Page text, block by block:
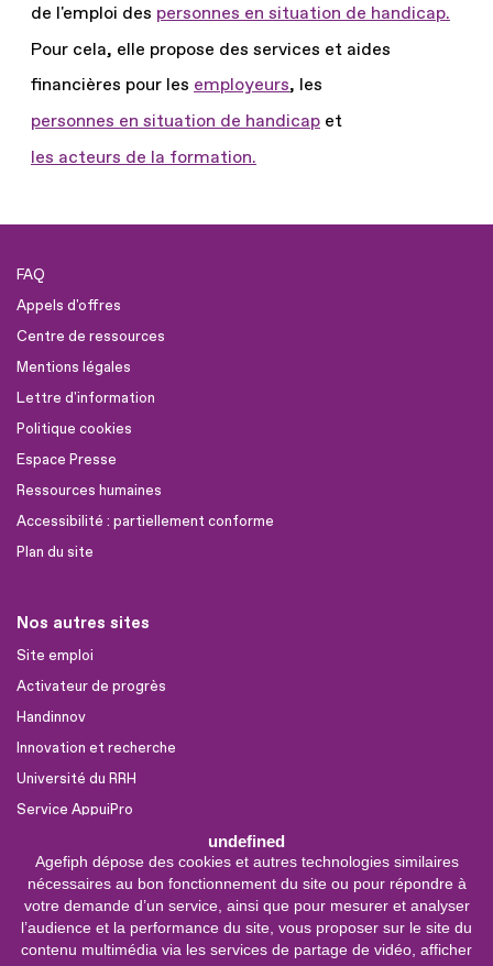
undefined
Agefiph dépose des cookies et autres technologies similaires
nécessaires au bon fonctionnement du site ou pour répondre à
votre demande d’un service, ainsi que pour mesurer et analyser
l’audience et la performance du site, vous proposer sur le site du
contenu multimédia via les services de partage de vidéo, afficher
de l'emploi des personnes en situation de handicap.
Pour cela, elle propose des services et aides
financières pour les employeurs, les
personnes en situation de handicap et
les acteurs de la formation.
FAQ
Appels d'offres
Centre de ressources
Mentions légales
Lettre d'information
Politique cookies
Espace Presse
Ressources humaines
Accessibilité : partiellement conforme
Plan du site
Nos autres sites
Site emploi
Activateur de progrès
Handinnov
Innovation et recherche
Université du RRH
Service AppuiPro
Nous suivre
Youtube
Linkedin